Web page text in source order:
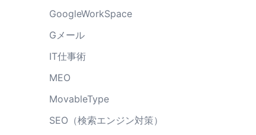
GoogleWorkSpace
Gメール
IT仕事術
MEO
MovableType
SEO（検索エンジン対策）